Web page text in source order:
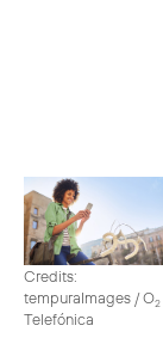
Credits:
tempuraImages / O2
Telefónica